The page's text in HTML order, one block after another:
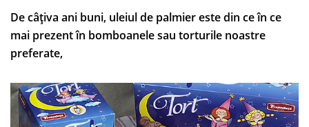
De câțiva ani buni, uleiul de palmier este din ce în ce
mai prezent în bomboanele sau torturile noastre
preferate,